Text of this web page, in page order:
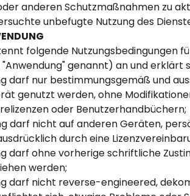
anderen Schutzmaßnahmen zu
unbefugte Nutzung des
folgende Nutzungsbedingungen
genannt) an und erklärt
darf nur bestimmungsgemäß und
genutzt werden, ohne
oder Benutzerhandbüchern;
darf nicht auf anderen Geräten,
durch eine
darf ohne vorherige schriftliche
werden;
darf nicht reverse-engineered,